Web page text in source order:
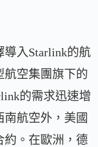
導入Starlink的航
航空集團旗下的
的需求迅速增
航空外，美國
約。在歐洲，德